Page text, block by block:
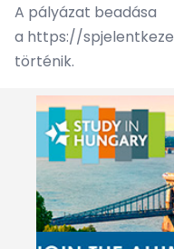
A pályázat beadása
a https://
történik.